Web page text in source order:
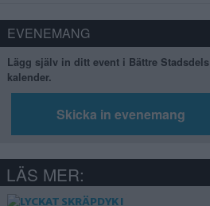
EVENEMANG
Lägg själv in ditt event i Bättre Stadsdels
kalender.
Skicka in evenemang
LÄS MER: